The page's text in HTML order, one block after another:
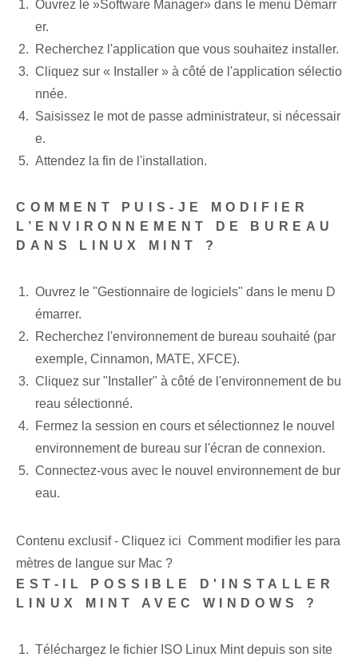
Ouvrez le ⁢»Software Manager» dans le ⁣menu Démarr
er.
Recherchez l'application que vous souhaitez installer.
Cliquez sur « Installer » à côté de l'application sélectio
nnée.
Saisissez le mot de passe administrateur⁤, si nécessair
e.
Attendez la fin de l'installation.
COMMENT PUIS-JE MODIFIER
L’ENVIRONNEMENT DE BUREAU
DANS LINUX MINT ?
Ouvrez le "Gestionnaire de logiciels" dans le menu D
émarrer.
Recherchez l'environnement de bureau souhaité (par
exemple, Cinnamon, MATE, XFCE).
Cliquez sur "Installer" à côté de l'environnement de bu
reau sélectionné.
Fermez la session en cours et sélectionnez le nouvel
environnement de bureau sur l'écran de connexion.
Connectez-vous avec le nouvel environnement de bur
eau.
Contenu exclusif - Cliquez ici Comment modifier les para
mètres de langue sur Mac ?
EST-IL POSSIBLE D'INSTALLER
LINUX MINT ‌AVEC WINDOWS ?
Téléchargez le fichier ISO Linux Mint depuis son site